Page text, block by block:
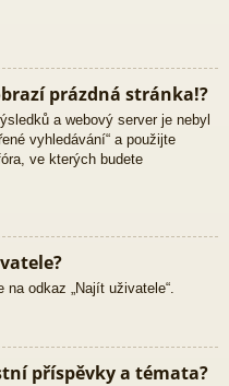
prázdná stránka!?
a webový server je nebyl
vyhledávání“ a použijte
ve kterých budete
na odkaz „Najít uživatele“.
příspěvky a témata?